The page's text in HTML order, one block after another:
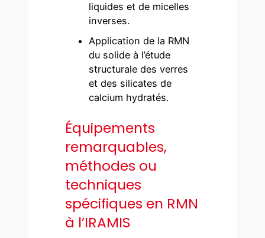
liquides et de micelles
inverses.
Application de la RMN
du solide à l’étude
structurale des verres
et des silicates de
calcium hydratés.
Équipements
remarquables,
méthodes ou
techniques
spécifiques en RMN
à l’IRAMIS